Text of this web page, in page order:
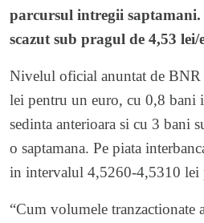
parcursul intregii
scazut sub pragul de 4,53 lei/
Nivelul oficial anuntat de BNR
lei pentru un euro, cu 0,8 bani
sedinta anterioara si cu 3 bani
o saptamana. Pe piata
in intervalul 4,5260-4,5310 lei
“Cum volumele tranzactionate